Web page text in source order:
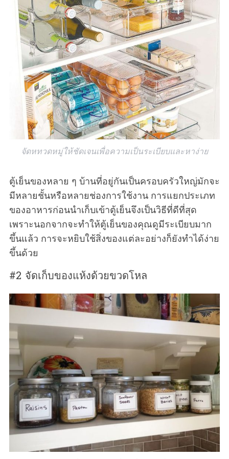
จัดหทวดหมู่ให้ชัดเจนเพื่อความเป็นระเบียบและหาง่าย
ตู้เย็นของหลาย ๆ บ้านที่อยู่กันเป็นครอบครัวใหญ่มักจะ
มีหลายชั้นหรือหลายช่องการใช้งาน การแยกประเภท
ของอาหารก่อนนำเก็บเข้าตู้เย็นจึงเป็นวิธีที่ดีที่สุด
เพราะนอกจากจะทำให้ตู้เย็นของคุณดูมีระเบียบมาก
ขึ้นแล้ว การจะหยิบใช้สิ่งของแต่ละอย่างก็ยังทำได้ง่าย
ขึ้นด้วย
#2 จัดเก็บของแห้งด้วยขวดโหล